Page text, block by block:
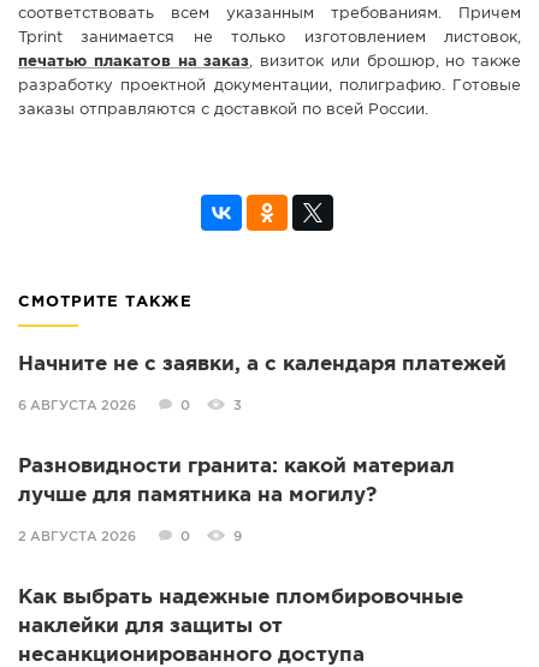
соответствовать всем указанным требованиям. Причем
Tprint занимается не только изготовлением листовок,
печатью плакатов на заказ , визиток или брошюр, но также
разработку проектной документации, полиграфию. Готовые
заказы отправляются с доставкой по всей России.
СМОТРИТЕ ТАКЖЕ
Начните не с заявки, а с календаря платежей
6 АВГУСТА 2026 0 3
Разновидности гранита: какой материал
лучше для памятника на могилу?
2 АВГУСТА 2026 0 9
Как выбрать надежные пломбировочные
наклейки для защиты от
несанкционированного доступа